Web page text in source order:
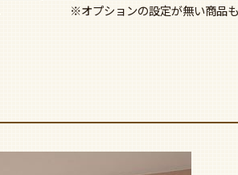
※オプションの設定が無い商品